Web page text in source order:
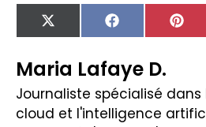
X
(Twitter)
Facebook
Maria Lafaye D.
Journaliste spécialisé
cloud et l'intelligence